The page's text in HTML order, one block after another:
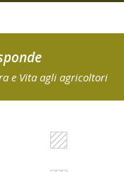
e Vita agli agricoltori